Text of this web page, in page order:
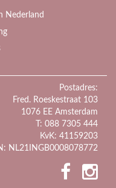
Nederland
Postadres:
Fred. Roeskestraat 103
1076 EE Amsterdam
T: 088 7305 444
KvK: 41159203
NL21INGB0008078772